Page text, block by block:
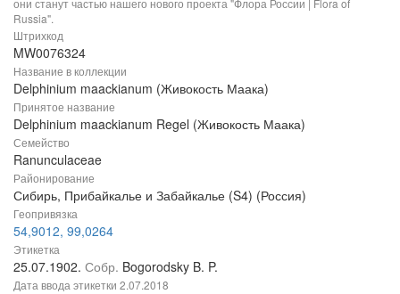
они станут частью нашего нового проекта "Флора России | Flora of
Russia".
Штрихкод
MW0076324
Название в коллекции
Delphinium maackianum (Живокость Маака)
Принятое название
Delphinium maackianum Regel (Живокость Маака)
Семейство
Ranunculaceae
Районирование
Сибирь, Прибайкалье и Забайкалье (S4) (Россия)
Геопривязка
54,9012, 99,0264
Этикетка
25.07.1902. Собр. Bogorodsky B. P.
Дата ввода этикетки 2.07.2018